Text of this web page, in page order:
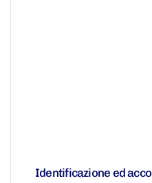
Identificazione ed